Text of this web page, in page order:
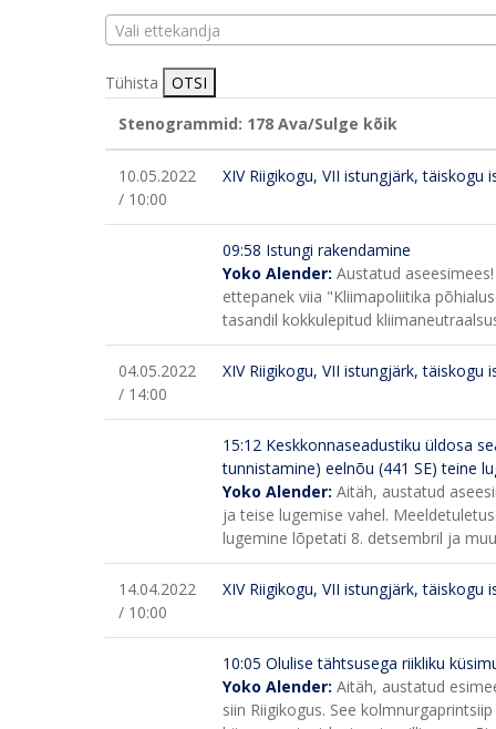
Vali ettekandja
Tühista
OTSI
Stenogrammid: 178 Ava/Sulge kõik
10.05.2022
/ 10:00
XIV Riigikogu, VII istungjärk, täiskogu
09:58 Istungi rakendamine
Yoko Alender: Austatud
ettepanek viia "Kliimapoliitika
tasandil kokkulepitud
04.05.2022
/ 14:00
XIV Riigikogu, VII istungjärk, täiskogu
15:12 Keskkonnaseadustiku üldosa
tunnistamine) eelnõu (441 SE) teine
Yoko Alender: Aitäh, austatud
ja teise lugemise vahel.
lugemine lõpetati 8. detsembril ja
14.04.2022
/ 10:00
XIV Riigikogu, VII istungjärk, täiskogu
10:05 Olulise tähtsusega riikliku
Yoko Alender: Aitäh, austatud
siin Riigikogus. See